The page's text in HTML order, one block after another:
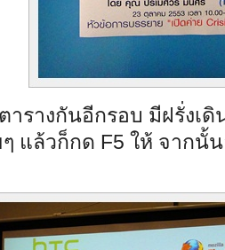
ารางกันอีกรอบ มีฝรั่งเ
แล้วก็กด F5 ให้ จากนั้